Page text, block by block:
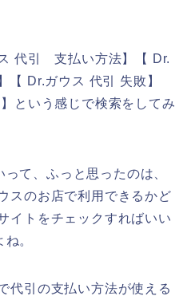
代引 支払い方法】【 Dr.
Dr.ガウス 代引 失敗】
という感じで検索をしてみ
て、ふっと思ったのは、
スのお店で利用できるかど
イトをチェックすればいい
。
代引の支払い方法が使える